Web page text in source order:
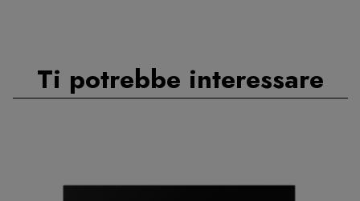
Ti potrebbe interessare